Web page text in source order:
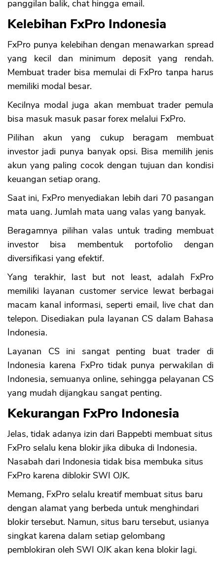
panggilan balik, chat hingga email.
Kelebihan FxPro Indonesia
FxPro punya kelebihan dengan menawarkan spread
yang kecil dan minimum deposit yang rendah.
Membuat trader bisa memulai di FxPro tanpa harus
memiliki modal besar.
Kecilnya modal juga akan membuat trader pemula
bisa masuk masuk pasar forex melalui FxPro.
Pilihan akun yang cukup beragam membuat
investor jadi punya banyak opsi. Bisa memilih jenis
akun yang paling cocok dengan tujuan dan kondisi
keuangan setiap orang.
Saat ini, FxPro menyediakan lebih dari 70 pasangan
mata uang. Jumlah mata uang valas yang banyak.
Beragamnya pilihan valas untuk trading membuat
investor bisa membentuk portofolio dengan
diversifikasi yang efektif.
Yang terakhir, last but not least, adalah FxPro
memiliki layanan customer service lewat berbagai
macam kanal informasi, seperti email, live chat dan
telepon. Disediakan pula layanan CS dalam Bahasa
Indonesia.
Layanan CS ini sangat penting buat trader di
Indonesia karena FxPro tidak punya perwakilan di
Indonesia, semuanya online, sehingga pelayanan CS
yang mudah dijangkau sangat penting.
Kekurangan FxPro Indonesia
Jelas, tidak adanya izin dari Bappebti membuat situs
FxPro selalu kena blokir jika dibuka di Indonesia.
Nasabah dari Indonesia tidak bisa membuka situs
FxPro karena diblokir SWI OJK.
Memang, FxPro selalu kreatif membuat situs baru
dengan alamat yang berbeda untuk menghindari
blokir tersebut. Namun, situs baru tersebut, usianya
singkat karena dalam setiap gelombang
pemblokiran oleh SWI OJK akan kena blokir lagi.